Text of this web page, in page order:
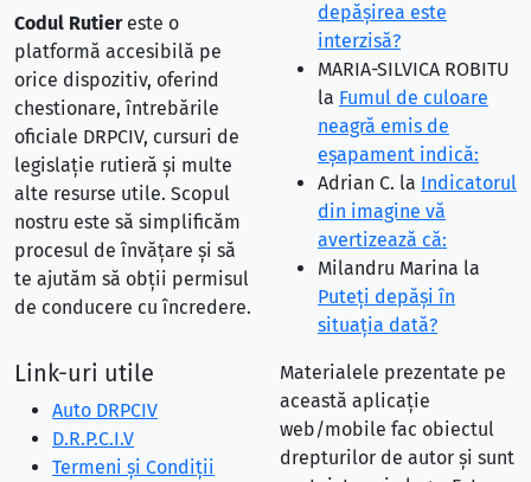
Codul Rutiereste o
platformă accesibilă pe
orice dispozitiv, oferind
chestionare, întrebările
oficiale DRPCIV, cursuri de
legislație rutieră și multe
alte resurse utile. Scopul
nostru este să simplificăm
procesul de învățare și să
te ajutăm să obții permisul
de conducere cu încredere.
depăşirea este
interzisă?
MARIA-SILVICA ROBITU
la Fumul de culoare
neagră emis de
eşapament indică:
Adrian C. la Indicatorul
din imagine vă
avertizează că:
Milandru Marina la
Puteţi depăşi în
situaţia dată?
Link-uri utile
Auto DRPCIV
D.R.P.C.I.V
Termeni și Condiții
Materialele prezentate pe
această aplicație
web/mobile fac obiectul
drepturilor de autor și sunt